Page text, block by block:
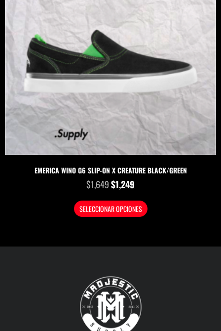
EMERICA WINO G6 SLIP-ON X CREATURE BLACK/GREEN
$1,649$1,249
SELECCIONAR OPCIONES